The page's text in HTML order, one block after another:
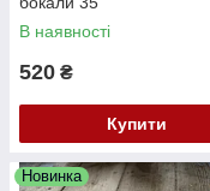
В наявності
520 ₴
Купити
Новинка